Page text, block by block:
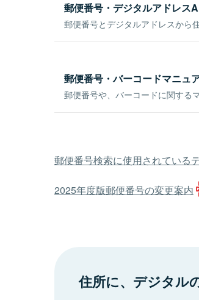
郵便番号・デジタルアドレス
郵便番号とデジタルアドレスから
郵便番号・バーコードマニュ
郵便番号や、バーコードに関する
郵便番号検索に使用されている
2025年度版郵便番号の変更案内
住所に、デジタル